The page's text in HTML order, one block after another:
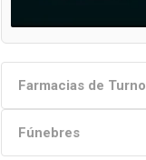
Farmacias de Turno
Fúnebres